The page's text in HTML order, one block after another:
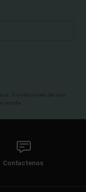
Condiciones de uso
Contactenos